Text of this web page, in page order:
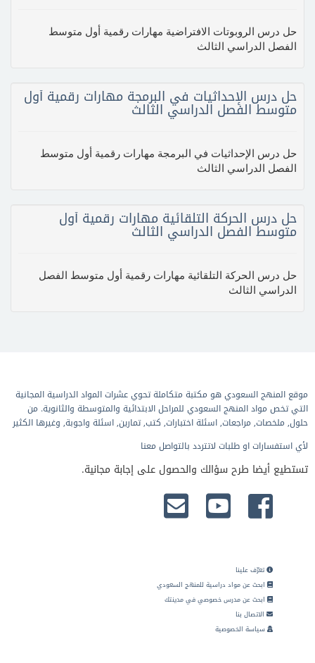
حل درس الروبوتات الافتراضية مهارات رقمية أول متوسط
الفصل الدراسي الثالث
حل درس الإحداثيات في البرمجة مهارات رقمية أول
متوسط الفصل الدراسي الثالث
حل درس الإحداثيات في البرمجة مهارات رقمية أول متوسط
الفصل الدراسي الثالث
حل درس الحركة التلقائية مهارات رقمية أول
متوسط الفصل الدراسي الثالث
حل درس الحركة التلقائية مهارات رقمية أول متوسط الفصل
الدراسي الثالث
موقع المنهج السعودي هو مكتبة متكاملة تحوي عشرات المواد الدراسية المجانية
التي تخص مواد المنهج السعودي للمراحل الابتدائية والمتوسطة والثانوية. من
حلول, ملخصات, مراجعات, اسئلة اختبارات, كتب, تمارين, اسئلة واجوبة, وغيرها الكثير
لأي استفسارات او طلبات لاتتردد بالتواصل معنا
تستطيع أيضا طرح سؤالك والحصول على إجابة مجانية.
تعرّف علينا
ابحث عن مواد دراسية للمنهج السعودي
ابحث عن مدرس خصوصي في مدينتك
الاتصال بنا
سياسة الخصوصية